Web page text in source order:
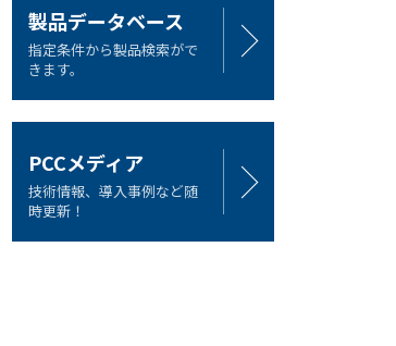
製品データベース
指定条件から製品検索がで
きます。
PCCメディア
技術情報、導入事例など随
時更新！